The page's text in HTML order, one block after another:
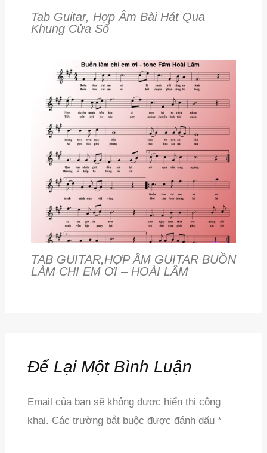
Tab Guitar, Hợp Âm Bài Hát Qua
Khung Cửa Sổ
TAB GUITAR,HỢP ÂM GUITAR BUỒN
LÀM CHI EM ƠI – HOÀI LÂM
Để Lại Một Bình Luận
Email của bạn sẽ không được hiển thị công
khai. Các trường bắt buộc được đánh dấu *